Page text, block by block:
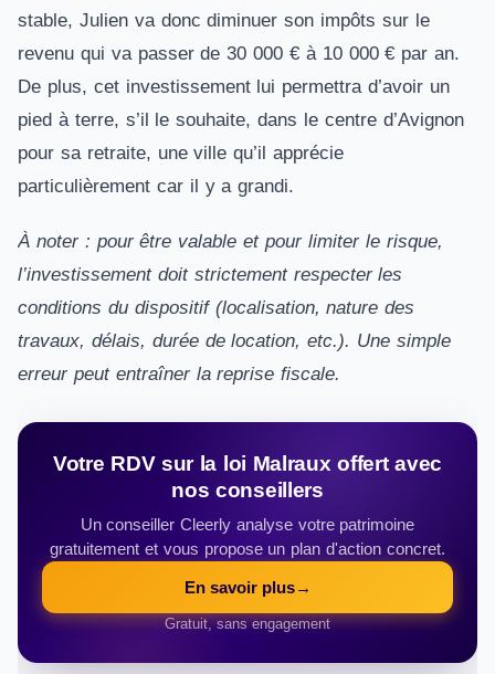
stable, Julien va donc diminuer son impôts sur le
revenu qui va passer de 30 000 € à 10 000 € par an.
De plus, cet investissement lui permettra d’avoir un
pied à terre, s’il le souhaite, dans le centre d’Avignon
pour sa retraite, une ville qu’il apprécie
particulièrement car il y a grandi.
À noter : pour être valable et pour limiter le risque,
l’investissement doit strictement respecter les
conditions du dispositif (localisation, nature des
travaux, délais, durée de location, etc.). Une simple
erreur peut entraîner la reprise fiscale.
Votre RDV sur la loi Malraux offert avec
nos conseillers
Un conseiller Cleerly analyse votre patrimoine
gratuitement et vous propose un plan d'action concret.
En savoir plus→
Gratuit, sans engagement